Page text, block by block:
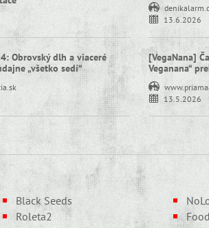
13.6.2026
Obrovský dlh a viaceré
„všetko sedí“
[VegaNana]
Veganana“
13.5.2026
Black Seeds
Roleta2